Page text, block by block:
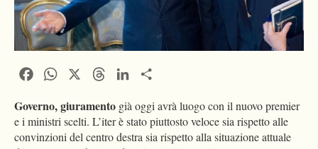
FacebookWhatsApp ThreadsLinkedIn
Governo, giuramento già oggi avrà luogo con il nuovo premier
e i ministri scelti. L’iter è stato piuttosto veloce sia rispetto alle
convinzioni del centro destra sia rispetto alla situazione attuale